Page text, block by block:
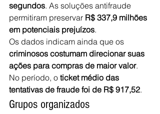
segundos. As soluções antifraude
permitiram preservar R$ 337,9 milhões
em potenciais prejuízos.
Os dados indicam ainda que os
criminosos costumam direcionar suas
ações para compras de maior valor.
No período, o ticket médio das
tentativas de fraude foi de R$ 917,52.
Grupos organizados